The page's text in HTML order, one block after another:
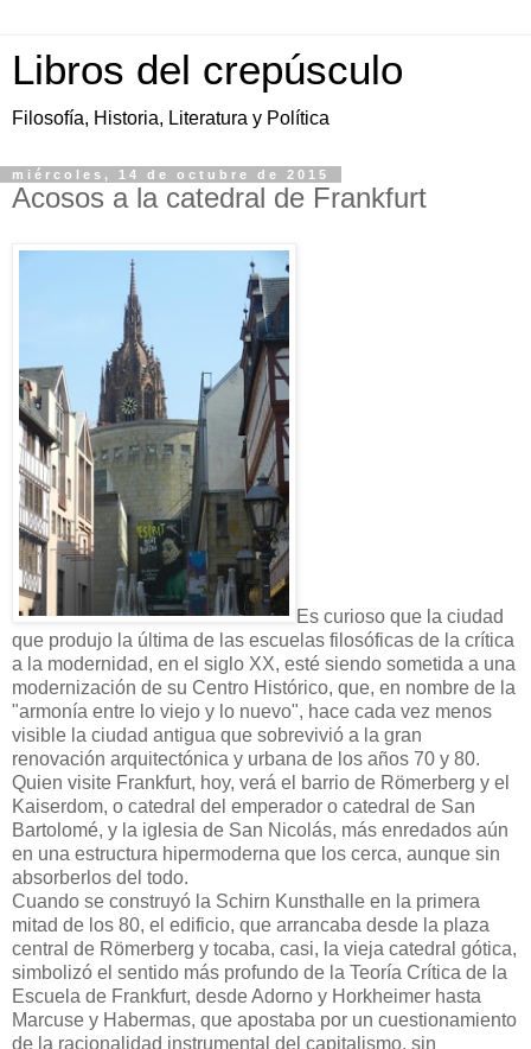
Libros del crepúsculo
Filosofía, Historia, Literatura y Política
miércoles, 14 de octubre de 2015
Acosos a la catedral de Frankfurt
Es curioso que la ciudad
que produjo la última de las escuelas filosóficas de la crítica
a la modernidad, en el siglo XX, esté siendo sometida a una
modernización de su Centro Histórico, que, en nombre de la
"armonía entre lo viejo y lo nuevo", hace cada vez menos
visible la ciudad antigua que sobrevivió a la gran
renovación arquitectónica y urbana de los años 70 y 80.
Quien visite Frankfurt, hoy, verá el barrio de Römerberg y el
Kaiserdom, o catedral del emperador o catedral de San
Bartolomé, y la iglesia de San Nicolás, más enredados aún
en una estructura hipermoderna que los cerca, aunque sin
absorberlos del todo.
Cuando se construyó la Schirn Kunsthalle en la primera
mitad de los 80, el edificio, que arrancaba desde la plaza
central de Römerberg y tocaba, casi, la vieja catedral gótica,
simbolizó el sentido más profundo de la Teoría Crítica de la
Escuela de Frankfurt, desde Adorno y Horkheimer hasta
Marcuse y Habermas, que apostaba por un cuestionamiento
de la racionalidad instrumental del capitalismo, sin